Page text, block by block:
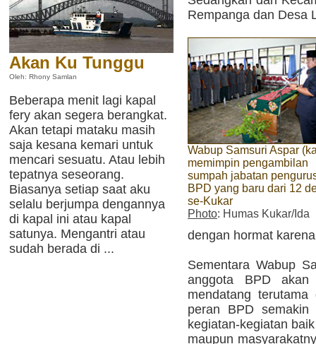
Akan Ku Tunggu
Oleh: Rhony Samlan
Beberapa menit lagi kapal
fery akan segera berangkat.
Akan tetapi mataku masih
saja kesana kemari untuk
mencari sesuatu. Atau lebih
tepatnya seseorang.
Biasanya setiap saat aku
selalu berjumpa dengannya
di kapal ini atau kapal
satunya. Mengantri atau
sudah berada di ...
Rempanga dan Desa
Wabup Samsuri Aspar
memimpin pengambilan
sumpah jabatan
BPD yang baru dari 12
se-Kukar
Photo: Humas Kukar/Ida
dengan hormat
Sementara Wabup
anggota BPD
mendatang
peran BPD semakin
kegiatan-kegiatan
maupun